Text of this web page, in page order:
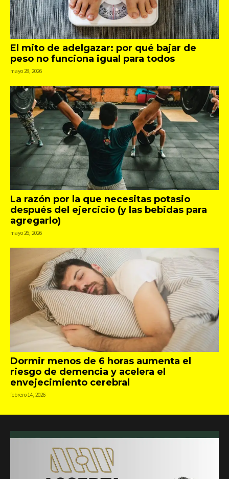
El mito de adelgazar: por qué bajar de
peso no funciona igual para todos
mayo 28, 2026
La razón por la que necesitas potasio
después del ejercicio (y las bebidas para
agregarlo)
mayo 26, 2026
Dormir menos de 6 horas aumenta el
riesgo de demencia y acelera el
envejecimiento cerebral
febrero 14, 2026